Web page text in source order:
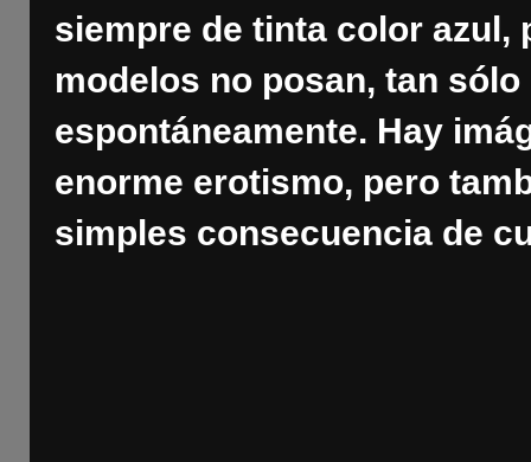
siempre de tinta color azul,
modelos no posan, tan
espontáneamente. Hay
enorme erotismo, pero
simples consecuencia de